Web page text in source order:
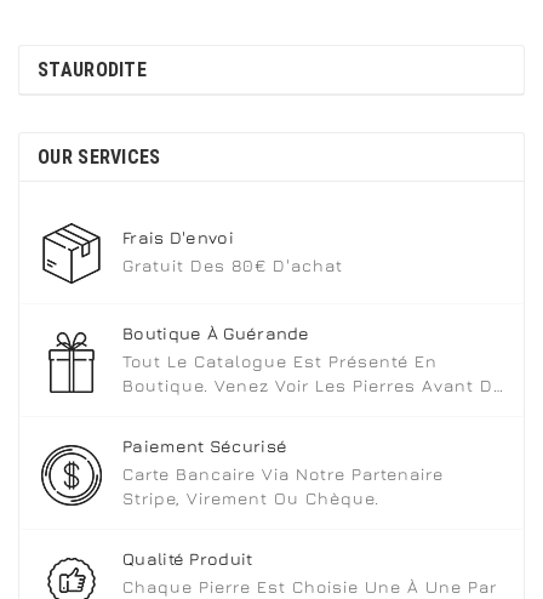
STAURODITE
OUR SERVICES
Frais D'envoi
Gratuit Des 80€ D'achat
Boutique À Guérande
Tout Le Catalogue Est Présenté En
Boutique. Venez Voir Les Pierres Avant De
Paiement Sécurisé
Carte Bancaire Via Notre Partenaire
Stripe, Virement Ou Chèque.
Qualité Produit
Chaque Pierre Est Choisie Une À Une Par